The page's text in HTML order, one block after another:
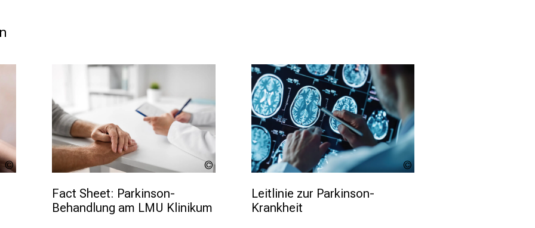
stock.adobFact Sheet: Parkinson-
Behandlung am LMU Klinikum
Leitlinie zur Parkinson-
Krankheit